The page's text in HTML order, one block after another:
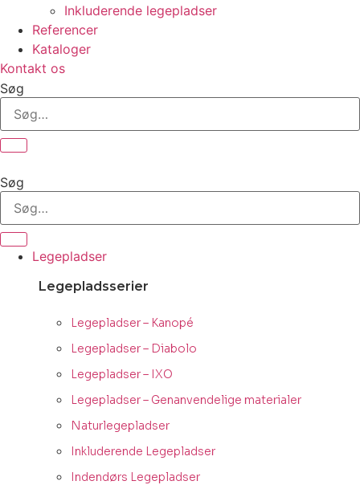
Inkluderende legepladser
Referencer
Kataloger
Kontakt os
Søg
Søg
Legepladser
Legepladsserier
Legepladser – Kanopé
Legepladser – Diabolo
Legepladser – IXO
Legepladser – Genanvendelige materialer
Naturlegepladser
Inkluderende Legepladser
Indendørs Legepladser